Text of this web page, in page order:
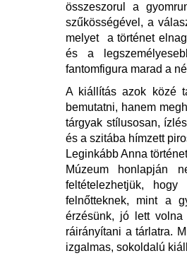
összeszorul a
szűkösségével, a
melyet a történet
és a
fantomfigura marad a
A kiállítás azok közé
bemutatni, hanem
tárgyak stílusosan,
és a szitába hímzett
Leginkább Anna
Múzeum honlapján
feltételezhetjük,
felnőtteknek, mint a
érzésünk, jó lett
ráirányítani a tárlatra.
izgalmas, sokoldalú